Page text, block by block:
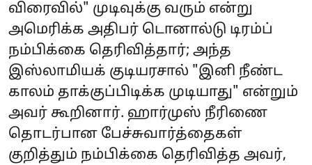
விரைவில்" முடிவுக்கு வரும் என்று
அமெரிக்க அதிபர் டொனால்டு டிரம்ப்
நம்பிக்கை தெரிவித்தார்; அந்த
இஸ்லாமியக் குடியரசால் "இனி நீண்ட
காலம் தாக்குப்பிடிக்க முடியாது" என்றும்
அவர் கூறினார். ஹார்முஸ் நீரிணை
தொடர்பான பேச்சுவார்த்தைகள்
குறித்தும் நம்பிக்கை தெரிவித்த அவர்,